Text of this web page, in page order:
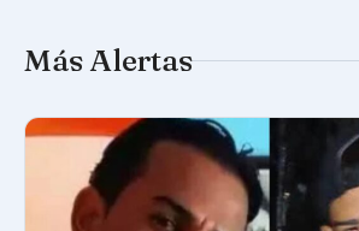
Más Alertas